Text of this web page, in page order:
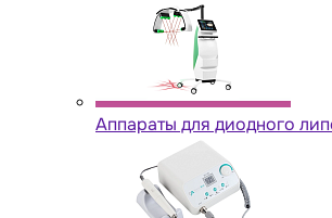
Аппараты для диодного